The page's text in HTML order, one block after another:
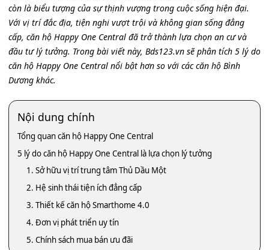
còn là biểu tượng của sự thịnh vượng trong cuộc sống hiện đại.
Với vị trí đắc địa, tiện nghi vượt trội và không gian sống đẳng
cấp, căn hộ Happy One Central đã trở thành lựa chọn an cư và
đầu tư lý tưởng. Trong bài viết này, Bds123.vn sẽ phân tích 5 lý do
căn hộ Happy One Central nổi bật hơn so với các căn hộ Bình
Dương khác.
Nội dung chính
Tổng quan căn hộ Happy One Central
5 lý do căn hộ Happy One Central là lựa chọn lý tưởng
1. Sở hữu vị trí trung tâm Thủ Dầu Một
2. Hệ sinh thái tiện ích đẳng cấp
3. Thiết kế căn hộ Smarthome 4.0
4. Đơn vị phát triển uy tín
5. Chính sách mua bán ưu đãi